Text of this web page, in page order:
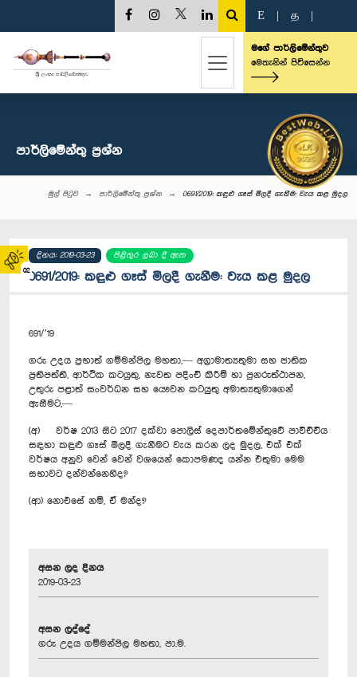
02
E த
මගේ පාර්ලිමේන්තුව
මෙතැනින් පිවිසෙන්න
පාර්ලි‌මේන්තු‌ ප්‍රශ්න
මුල් පිටුව පාර්ලි‌මේන්තු‌ ප්‍රශ්න 0691/2019: කඳුළු ගෑස් මිලදී ගැනීම: වැය කළ මුදල
දිනය: 2019-03-23 පිළිතුර ලබා දී ඇත
0691/2019: කඳුළු ගෑස් මිලදී ගැනීම: වැය කළ මුදල
691/’19
ගරු උදය ප්‍රභාත් ගම්මන්පිල මහතා,— අග්‍රාමාත්‍යතුමා සහ ජාතික
ප්‍රතිපත්ති, ආර්ථික කටයුතු, නැවත පදිංචි කිරීම් හා පුනරුත්ථාපන,
උතුරු පළාත් සංවර්ධන සහ යෞවන කටයුතු අමාත්‍යතුමාගෙන්
ඇසීමට,—
(අ) වර්ෂ 2013 සිට 2017 දක්වා පොලිස් දෙපාර්තමේන්තුවේ පාවිච්චිය
සඳහා කඳුළු ගෑස් මිලදී ගැනීමට වැය කරන ලද මුදල, එක් එක්
වර්ෂය අනුව වෙන් වෙන් වශයෙන් කොපමණද යන්න එතුමා මෙම
සභාවට දන්වන්නෙහිද?
(ආ) නොඑසේ නම්, ඒ මන්ද?
අසන ලද දිනය
2019-03-23
අසන ලද්දේ
ගරු උදය ගම්මන්පිල මහතා, පා.ම.